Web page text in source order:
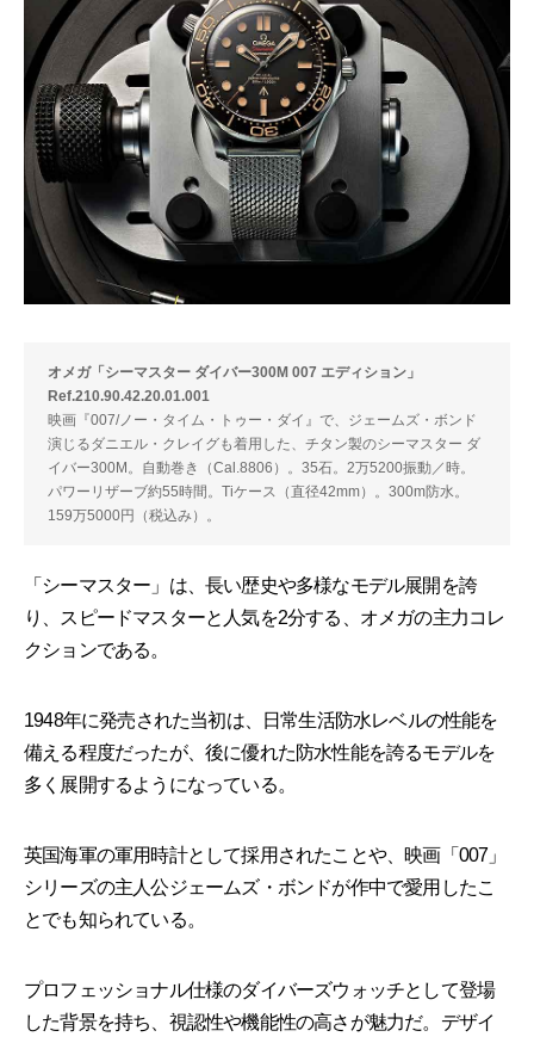
オメガ「シーマスター ダイバー300M 007 エディション」
Ref.210.90.42.20.01.00 1
映画『007/ノー・タイム・トゥー・ダイ』で、ジェームズ・ボンド
演じるダニエル・クレイグも着用した、チタン製のシーマスター ダ
イバー300M。自動巻き（Cal.8806）。35石。2万5200振動／時。
パワーリザーブ約55時間。Tiケース（直径42mm）。300m防水。
159万5000円（税込み）。
「シーマスター」は、長い歴史や多様なモデル展開を誇
り、スピードマスターと人気を2分する、オメガの主力コレ
クションである。
1948年に発売された当初は、日常生活防水レベルの性能を
備える程度だったが、後に優れた防水性能を誇るモデルを
多く展開するようになっている。
英国海軍の軍用時計として採用されたことや、映画「007」
シリーズの主人公ジェームズ・ボンドが作中で愛用したこ
とでも知られている。
プロフェッショナル仕様のダイバーズウォッチとして登場
した背景を持ち、視認性や機能性の高さが魅力だ。デザイ